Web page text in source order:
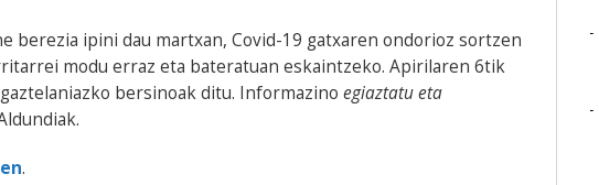
berezia ipini dau martxan, Covid-19 gatxaren ondorioz sortzen
modu erraz eta bateratuan eskaintzeko. Apirilaren 6tik
bersinoak ditu. Informazino egiaztatu eta
.